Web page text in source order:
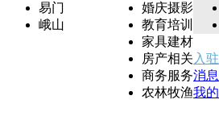
易门
峨山
婚庆摄影
教育培训
家具建材
房产相关
商务服务
农林牧渔
入驻
消息
我的